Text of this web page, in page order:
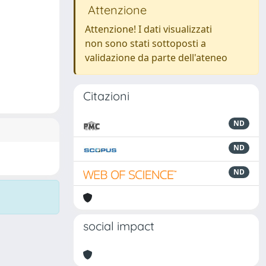
Attenzione
Attenzione! I dati visualizzati
non sono stati sottoposti a
validazione da parte dell'ateneo
Citazioni
ND
ND
ND
social impact